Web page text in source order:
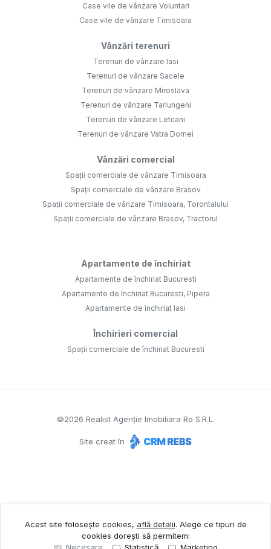
Case vile de vânzare Voluntari
Case vile de vânzare Timisoara
Vânzări terenuri
Terenuri de vânzare Iasi
Terenuri de vânzare Sacele
Terenuri de vânzare Miroslava
Terenuri de vânzare Tarlungeni
Terenuri de vânzare Letcani
Terenuri de vânzare Vatra Dornei
Vânzări comercial
Spații comerciale de vânzare Timisoara
Spații comerciale de vânzare Brasov
Spații comerciale de vânzare Timisoara, Torontalului
Spații comerciale de vânzare Brasov, Tractorul
Apartamente de închiriat
Apartamente de închiriat Bucuresti
Apartamente de închiriat Bucuresti, Pipera
Apartamente de închiriat Iasi
Închirieri comercial
Spații comerciale de închiriat Bucuresti
©2026 Realist Agenție Imobiliara Ro S.R.L.
Site creat în
Acest site folosește cookies, află detalii. Alege ce tipuri de
cookies dorești să permitem: